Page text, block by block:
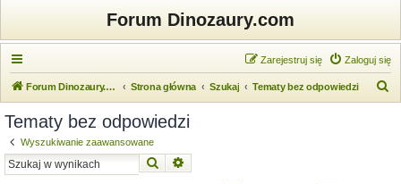
Forum Dinozaury.com
Zaloguj się
Zarejestruj się
Forum Dinozaury.com Strona główna Szukaj Tematy bez odpowiedzi
Tematy bez odpowiedzi
Wyszukiwanie zaawansowane
Szukaj